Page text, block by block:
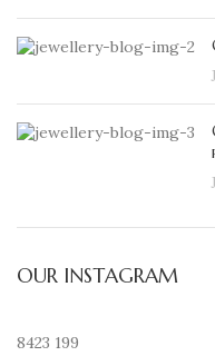
OUR INSTAGRAM
8423 199